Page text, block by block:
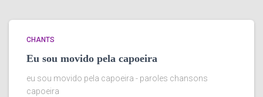
CHANTS
Eu sou movido pela capoeira
eu sou movido pela capoeira - paroles chansons
capoeira